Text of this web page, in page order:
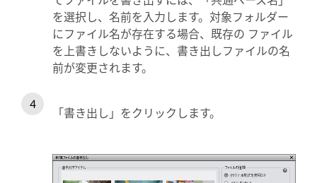
を選択し、名前を入力します。対象フォルダー
にファイル名が存在する場合、既存の ファイル
を上書きしないように、書き出しファイルの名
前が変更されます。
「書き出し」をクリックします。